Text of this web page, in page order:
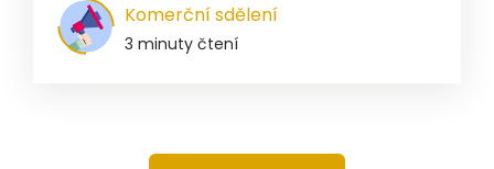
Komerční sdělení
3 minuty čtení